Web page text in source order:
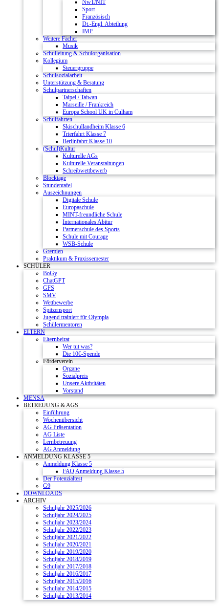
NwT/NIT
Sport
Französisch
Dt.-Engl. Abteilung
IMP
Weitere Fächer
Musik
Schulleitung & Schulorganisation
Kollegium
Steuergruppe
Schulsozialarbeit
Unterstützung & Beratung
Schulpartnerschaften
Taipei / Taiwan
Marseille / Frankreich
Europa School UK in Culham
Schulfahrten
Skischullandheim Klasse 6
Trierfahrt Klasse 7
Berlinfahrt Klasse 10
(Schul)Kultur
Kulturelle AGs
Kulturelle Veranstaltungen
Schreibwettbewerb
Blocktage
Stundentafel
Auszeichnungen
Digitale Schule
Europaschule
MINT-freundliche Schule
Internationales Abitur
Partnerschule des Sports
Schule mit Courage
WSB-Schule
Gremien
Praktikum & Praxissemester
SCHÜLER
BoGy
ChatGPT
GFS
SMV
Wettbewerbe
Spitzensport
Jugend trainiert für Olympia
Schülermentoren
ELTERN
Elternbeirat
Wer tut was?
Die 10€-Spende
Förderverein
Organe
Sozialpreis
Unsere Aktivitäten
Vorstand
MENSA
BETREUUNG & AGS
Einführung
Wochenübersicht
AG Präsentation
AG Liste
Lernbetreuung
AG Anmeldung
ANMELDUNG KLASSE 5
Anmeldung Klasse 5
FAQ Anmeldung Klasse 5
Der Potenzialtest
G9
DOWNLOADS
ARCHIV
Schuljahr 2025/2026
Schuljahr 2024/2025
Schuljahr 2023/2024
Schuljahr 2022/2023
Schuljahr 2021/2022
Schuljahr 2020/2021
Schuljahr 2019/2020
Schuljahr 2018/2019
Schuljahr 2017/2018
Schuljahr 2016/2017
Schuljahr 2015/2016
Schuljahr 2014/2015
Schuljahr 2013/2014